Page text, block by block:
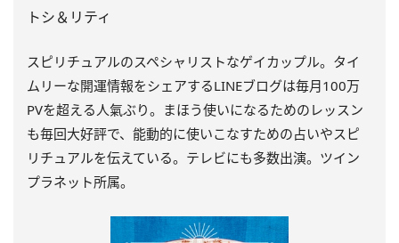
トシ＆リティ
スピリチュアルのスペシャリストなゲイカップル。タイ
ムリーな開運情報をシェアするLINEブログは毎月100万
PVを超える人氣ぶり。まほう使いになるためのレッスン
も毎回大好評で、能動的に使いこなすための占いやスピ
リチュアルを伝えている。テレビにも多数出演。ツイン
プラネット所属。